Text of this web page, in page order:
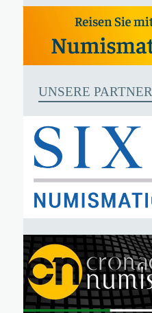
UNSERE PARTNER